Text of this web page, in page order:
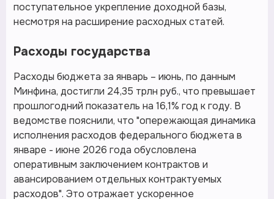
поступательное укрепление доходной базы,
несмотря на расширение расходных статей.
Расходы государства
Расходы бюджета за январь – июнь, по данным
Минфина, достигли 24,35 трлн руб., что превышает
прошлогодний показатель на 16,1% год к году. В
ведомстве пояснили, что "опережающая динамика
исполнения расходов федерального бюджета в
январе - июне 2026 года обусловлена
оперативным заключением контрактов и
авансированием отдельных контрактуемых
расходов". Это отражает ускоренное